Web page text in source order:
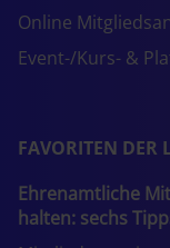
Online
Event-/Kurs- &
FAVORITEN DER
Ehrenamtliche
halten: sechs